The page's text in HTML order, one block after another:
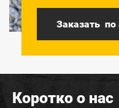
Заказать по
Коротко о нас